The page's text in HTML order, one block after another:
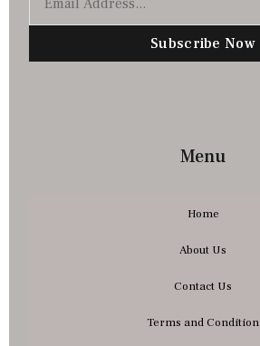
Subscribe Now
Menu
Home
About Us
Contact Us
Terms and Condition